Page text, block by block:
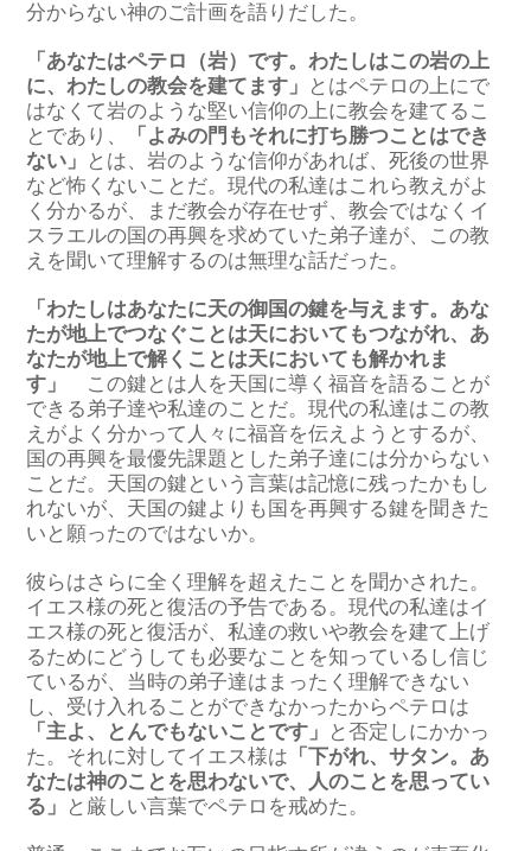
分からない神のご計画を語りだした。
「あなたはペテロ（岩）です。わたしはこの岩の上
に、わたしの教会を建てます」
とはペテロの上にで
はなくて岩のような堅い信仰の上に教会を建てるこ
とであり、
「よみの門もそれに打ち勝つことはでき
ない」
とは、岩のような信仰があれば、死後の世界
など怖くないことだ。現代の私達はこれら教えがよ
く分かるが、まだ教会が存在せず、教会ではなくイ
スラエルの国の再興を求めていた弟子達が、この教
えを聞いて理解するのは無理な話だった。
「わたしはあなたに天の御国の鍵を与えます。あな
たが地上でつなぐことは天においてもつながれ、あ
なたが地上で解くことは天においても解かれま
す」 この鍵とは人を天国に導く福音を語ることが
できる弟子達や私達のことだ。現代の私達はこの教
えがよく分かって人々に福音を伝えようとするが、
国の再興を最優先課題とした弟子達には分からない
ことだ。天国の鍵という言葉は記憶に残ったかもし
れないが、天国の鍵よりも国を再興する鍵を聞きた
いと願ったのではないか。
彼らはさらに全く理解を超えたことを聞かされた。
イエス様の死と復活の予告である。現代の私達はイ
エス様の死と復活が、私達の救いや教会を建て上げ
るためにどうしても必要なことを知っているし信じ
ているが、当時の弟子達はまったく理解できない
し、受け入れることができなかったからペテロは
「主よ、とんでもないことです」
と否定しにかかっ
た。それに対してイエス様は 「下がれ、サタン。あ
なたは神のことを思わないで、人のことを思ってい
る」
と厳しい言葉でペテロを戒めた。